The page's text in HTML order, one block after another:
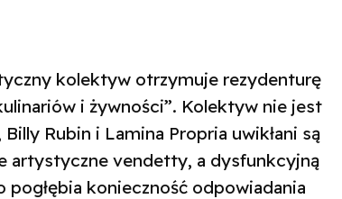
kolektyw otrzymuje rezydenturę
i żywności”. Kolektyw nie jest
Rubin i Lamina Propria uwikłani są
artystyczne vendetty, a dysfunkcyjną
konieczność odpowiadania